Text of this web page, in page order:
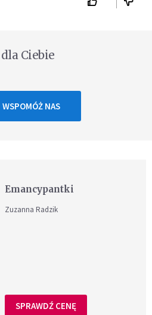
Ciebie
WSPOMÓŻ NAS
Emancypantki
Zuzanna Radzik
SPRAWDŹ CENĘ